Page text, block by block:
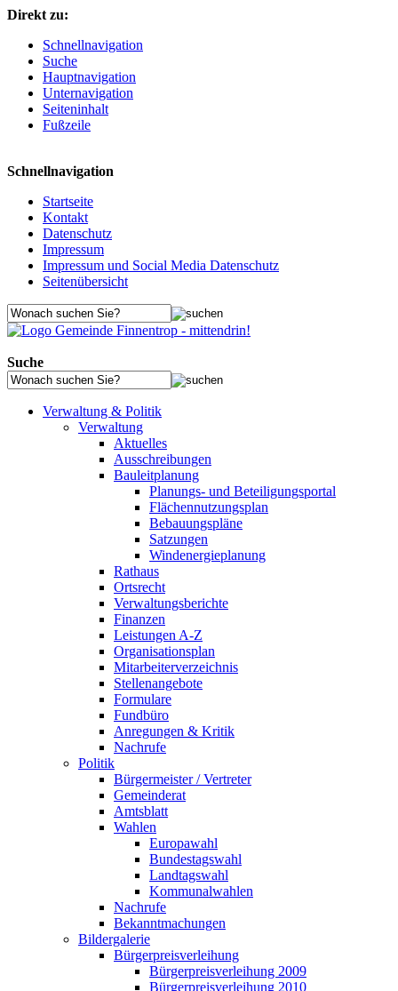
Direkt zu:
Schnellnavigation
Suche
Hauptnavigation
Unternavigation
Seiteninhalt
Fußzeile
Schnellnavigation
Startseite
Kontakt
Datenschutz
Impressum
Impressum und Social Media Datenschutz
Seitenübersicht
Suche
Verwaltung & Politik
Verwaltung
Aktuelles
Ausschreibungen
Bauleitplanung
Planungs- und Beteiligungsportal
Flächennutzungsplan
Bebauungspläne
Satzungen
Windenergieplanung
Rathaus
Ortsrecht
Verwaltungsberichte
Finanzen
Leistungen A-Z
Organisationsplan
Mitarbeiterverzeichnis
Stellenangebote
Formulare
Fundbüro
Anregungen & Kritik
Nachrufe
Politik
Bürgermeister / Vertreter
Gemeinderat
Amtsblatt
Wahlen
Europawahl
Bundestagswahl
Landtagswahl
Kommunalwahlen
Nachrufe
Bekanntmachungen
Bildergalerie
Bürgerpreisverleihung
Bürgerpreisverleihung 2009
Bürgerpreisverleihung 2010